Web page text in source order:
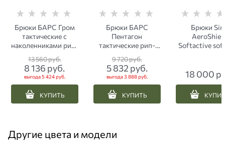
Брюки БАРС Гром
тактические с
наколенниками рип-
13 560 руб.
8 136 руб.
выгода5 424 руб.
КУПИТЬ
Брюки БАРС
Пентагон
тактические рип-
9 720 руб.
5 832 руб.
выгода3 888 руб.
КУПИТЬ
Брюки
Softactive
18 000
Другие цвета и модели